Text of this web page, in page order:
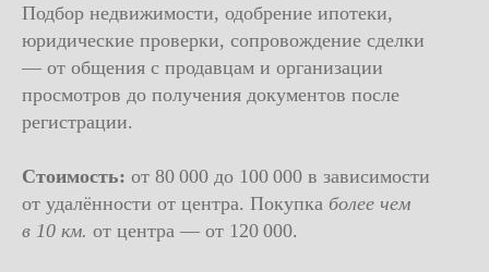
Подбор недвижимости, одобрение ипотеки,
юридические проверки, сопровождение сделки
— от общения с продавцам и организации
просмотров до получения документов после
регистрации.
Стоимость: от 80 000 до 100 000 в зависимости
от удалённости от центра. Покупка более чем
в 10 км. от центра — от 120 000.